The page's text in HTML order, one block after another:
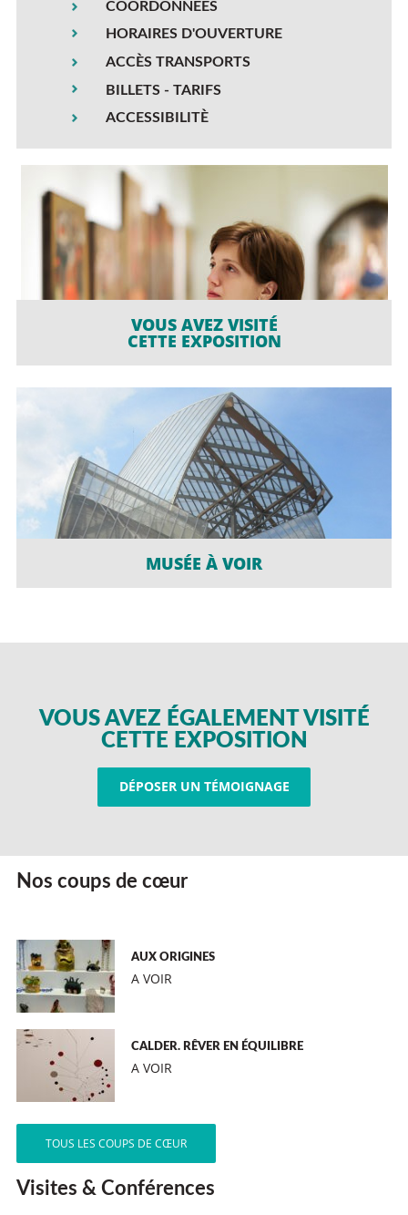
COORDONNÉES
HORAIRES D'OUVERTURE
ACCÈS TRANSPORTS
BILLETS - TARIFS
ACCESSIBILITÈ
VOUS AVEZ VISITÉ
CETTE EXPOSITION
MUSÉE À VOIR
VOUS AVEZ ÉGALEMENT VISITÉ
CETTE EXPOSITION
DÉPOSER UN TÉMOIGNAGE
Nos coups de cœur
AUX ORIGINES
A VOIR
CALDER. RÊVER EN ÉQUILIBRE
A VOIR
TOUS LES COUPS DE CŒUR
Visites & Conférences